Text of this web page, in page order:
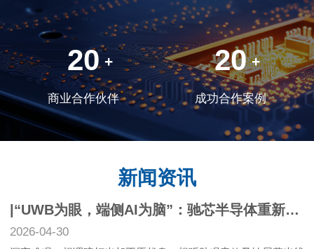
20 +
商业合作伙伴
20 +
成功合作案例
新闻资讯
|“UWB为眼，端侧AI为脑”：驰芯半导体重新定义未来智慧卧室
2026-04-30